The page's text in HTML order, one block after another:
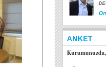
ANKET
Kurumunuzda,